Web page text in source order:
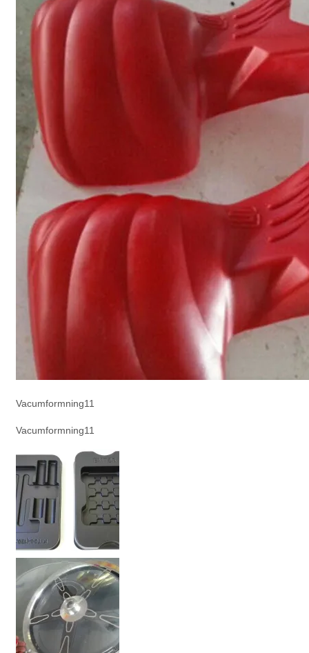
Vacumformning11
Vacumformning11